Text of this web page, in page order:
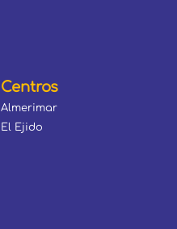
Centros
Almerimar
El Ejido